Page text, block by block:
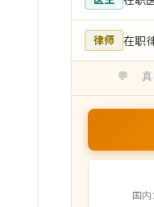
律师 在职
💬 真
国内：